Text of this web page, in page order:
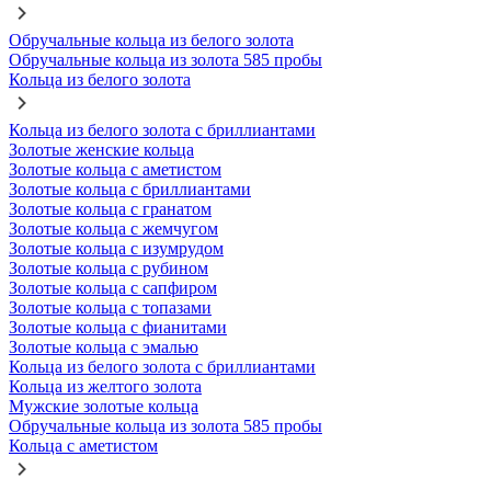
Обручальные кольца из белого золота
Обручальные кольца из золота 585 пробы
Кольца из белого золота
Кольца из белого золота с бриллиантами
Золотые женские кольца
Золотые кольца с аметистом
Золотые кольца с бриллиантами
Золотые кольца с гранатом
Золотые кольца с жемчугом
Золотые кольца с изумрудом
Золотые кольца с рубином
Золотые кольца с сапфиром
Золотые кольца с топазами
Золотые кольца с фианитами
Золотые кольца с эмалью
Кольца из белого золота с бриллиантами
Кольца из желтого золота
Мужские золотые кольца
Обручальные кольца из золота 585 пробы
Кольца с аметистом